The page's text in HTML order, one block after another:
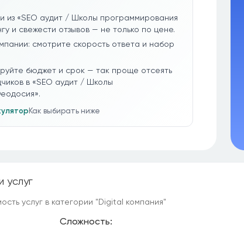
из «SEO аудит / Школы программирования
и свежести отзывов — не только по цене.
смотрите скорость ответа и набор
бюджет и срок — так проще отсеять
в «SEO аудит / Школы
Как выбирать ниже
услуг
услуг в категории "Digital компания"
Сложность: